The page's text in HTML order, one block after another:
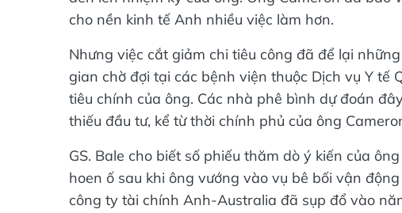
cho nền kinh tế Anh nhiều việc làm hơn.
Nhưng việc cắt giảm chi tiêu công đã để lại
gian chờ đợi tại các bệnh viện thuộc Dịch vụ Y tế
tiêu chính của ông. Các nhà phê bình dự đoán
thiếu đầu tư, kể từ thời chính phủ của ông
GS. Bale cho biết số phiếu thăm dò ý kiến của
hoen ố sau khi ông vướng vào vụ bê bối vận
công ty tài chính Anh-Australia đã sụp đổ vào